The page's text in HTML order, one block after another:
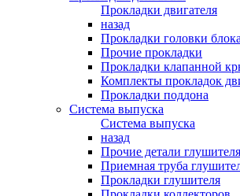
Прокладки двигателя
назад
Прокладки головки блока
Прочие прокладки
Прокладки клапанной
Комплекты прокладок
Прокладки поддона
Система выпуска
Система выпуска
назад
Прочие детали глушителя
Приемная труба
Прокладки глушителя